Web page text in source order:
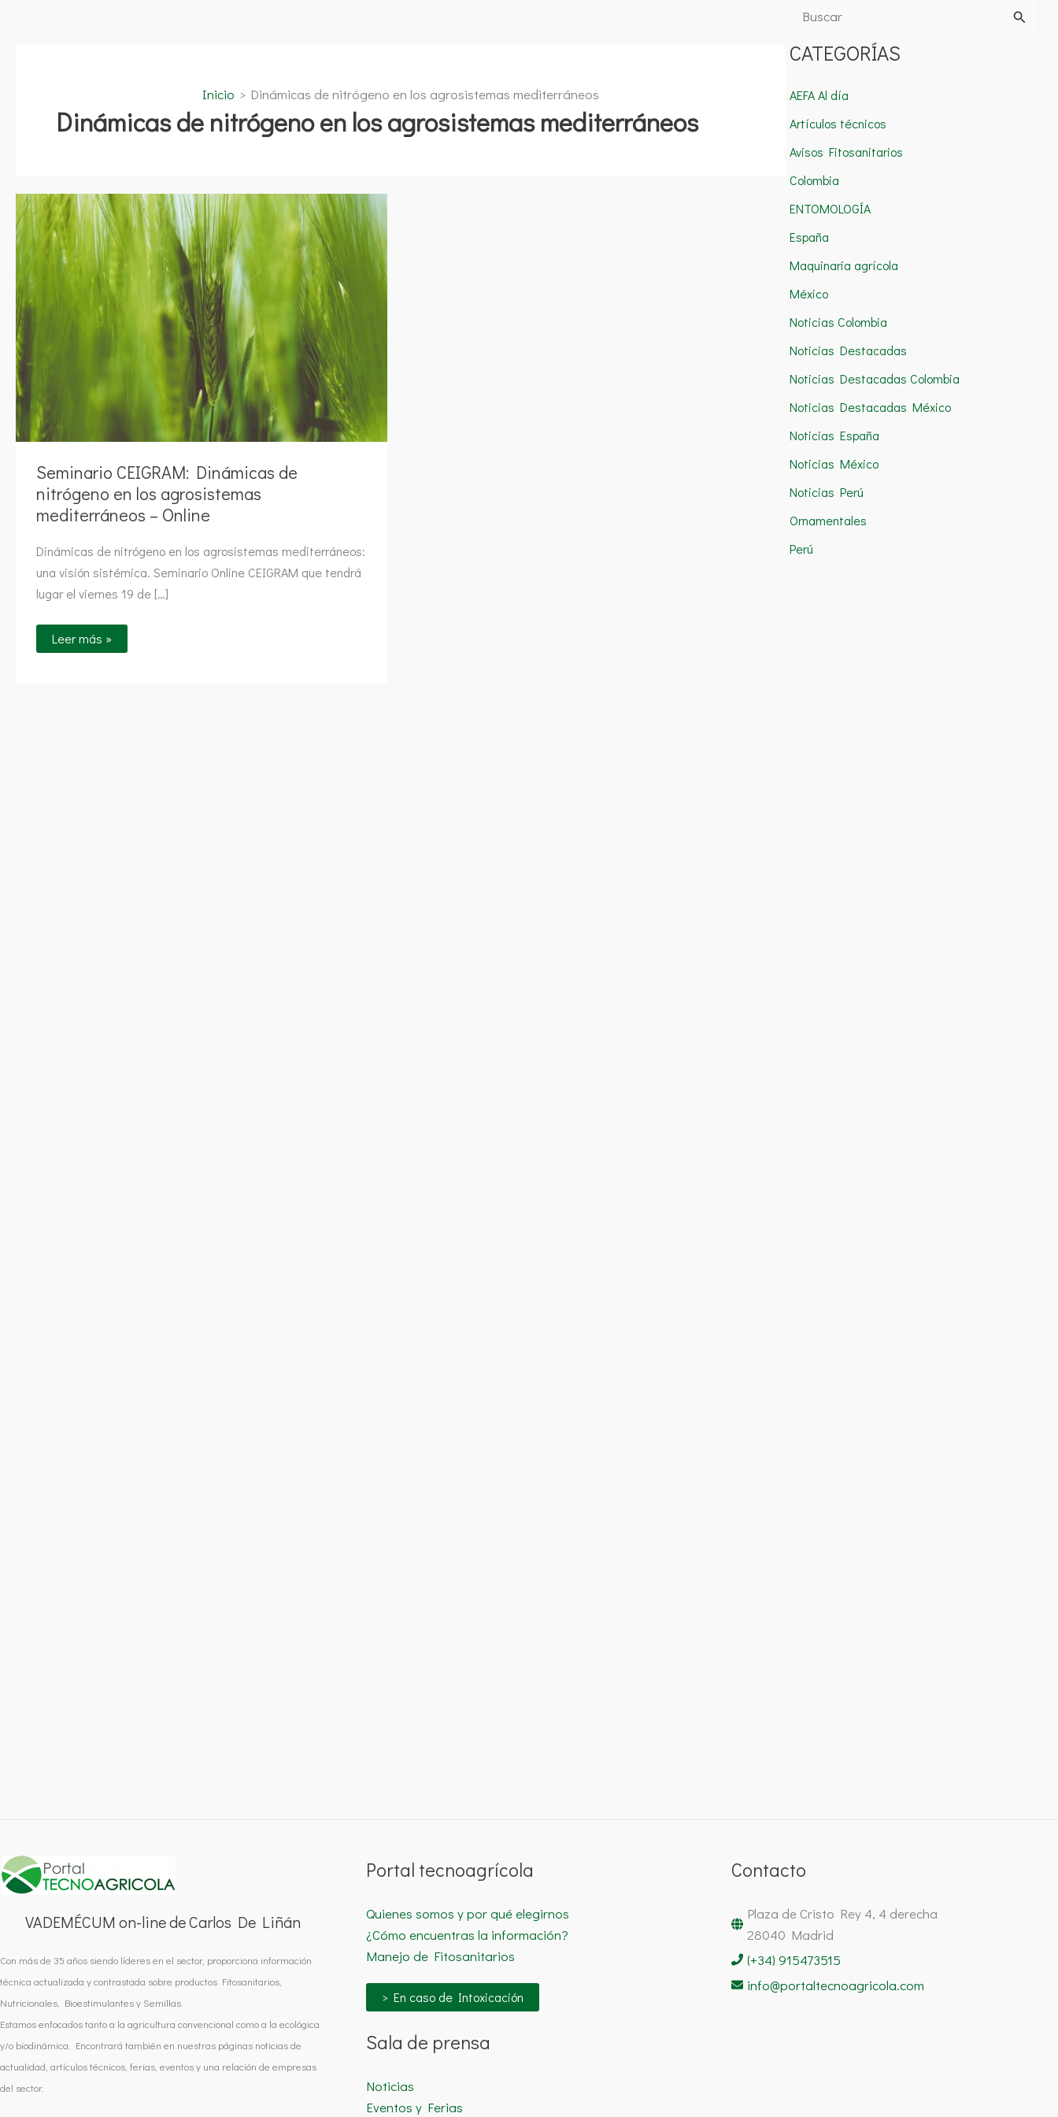
Inicio Dinámicas de nitrógeno en los agrosistemas mediterráneos
Dinámicas de nitrógeno en los agrosistemas mediterráneos
Seminario CEIGRAM: Dinámicas de
nitrógeno en los agrosistemas
mediterráneos – Online
Dinámicas de nitrógeno en los agrosistemas mediterráneos:
una visión sistémica. Seminario Online CEIGRAM que tendrá
lugar el viernes 19 de […]
Seminario
CEIGRAM:
Dinámicas
de
nitrógeno
en
agrosistemas
mediterráneos
–
Leer más »
u
c
a
r
:
CATEGORÍAS
AEFA Al día
Artículos técnicos
Avisos Fitosanitarios
Colombia
ENTOMOLOGÍA
España
Maquinaria agrícola
México
Noticias Colombia
Noticias Destacadas
Noticias Destacadas Colombia
Noticias Destacadas México
Noticias España
Noticias México
Noticias Perú
Ornamentales
Perú
VADEMÉCUM on-line de Carlos De Liñán
Con más de 35 años siendo líderes en el sector, proporciona información
técnica actualizada y contrastada sobre productos Fitosanitarios,
Nutricionales, Bioestimulantes y Semillas.
Estamos enfocados tanto a la agricultura convencional como a la ecológica
y/o biodinámica. Encontrará también en nuestras páginas noticias de
actualidad, artículos técnicos, ferias, eventos y una relación de empresas
del sector.
Portal tecnoagrícola
Quienes somos y por qué elegirnos
¿Cómo encuentras la información?
Manejo de Fitosanitarios
> En caso de Intoxicación
Sala de prensa
Noticias
Eventos y Ferias
Contacto
Plaza de Cristo Rey 4, 4 derecha
28040 Madrid
(+34) 915473515
info@portaltecnoagricola.com